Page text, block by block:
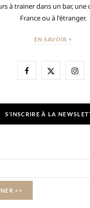
à trainer dans un bar, une
France ou à l'étranger.
EN SAVOIR +
F
e
o
k
X
w
I
t
S’INSCRIRE À LA